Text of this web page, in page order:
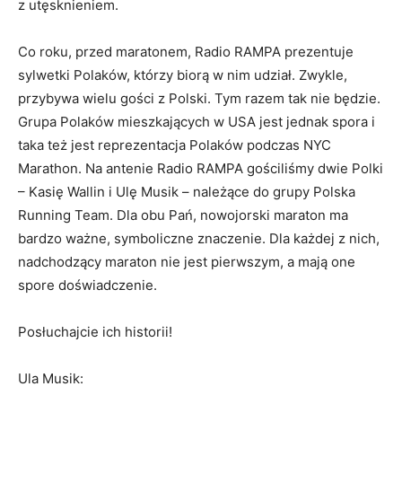
z utęsknieniem.
Co roku, przed maratonem, Radio RAMPA prezentuje
sylwetki Polaków, którzy biorą w nim udział. Zwykle,
przybywa wielu gości z Polski. Tym razem tak nie będzie.
Grupa Polaków mieszkających w USA jest jednak spora i
taka też jest reprezentacja Polaków podczas NYC
Marathon. Na antenie Radio RAMPA gościliśmy dwie Polki
– Kasię Wallin i Ulę Musik – należące do grupy Polska
Running Team. Dla obu Pań, nowojorski maraton ma
bardzo ważne, symboliczne znaczenie. Dla każdej z nich,
nadchodzący maraton nie jest pierwszym, a mają one
spore doświadczenie.
Posłuchajcie ich historii!
Ula Musik: